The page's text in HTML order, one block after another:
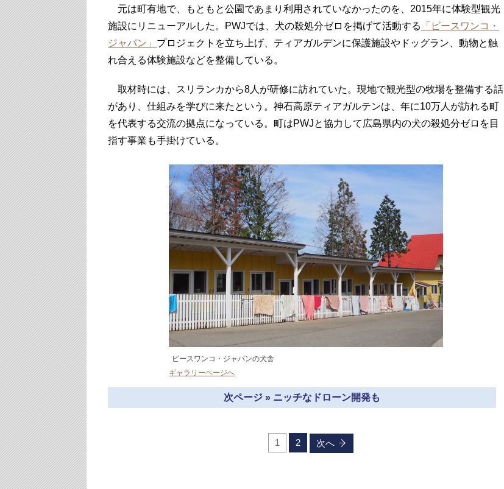
元は町有地で、もともと公園であまり利用されていなかったのを、2015年に体験型観光
施設にリニューアルした。PWJでは、犬の殺処分ゼロを掲げて活動する
「ピースワンコ・
ジャパン」 プロジェクトを立ち上げ、ティアガルデンに保護施設やドッグラン、動物と触
れ合える体験施設などを整備している。
取材時には、スリランカから8人が研修に訪れていた。現地で観光型の牧場を整備する話
があり、仕組みを学びに来たという。神石高原ティアガルテンは、年に10万人が訪れる町
を代表する交流の拠点になっている。町はPWJと協力して広島県内の犬の殺処分ゼロを目
指す事業も手掛けている。
ピースワンコ・ジャパンの犬舎
ギャラリーページへ
次ページ » ニッチなドローン開発も
1 2 次へ